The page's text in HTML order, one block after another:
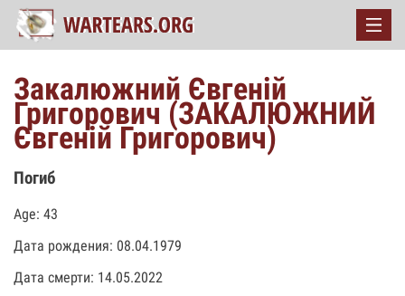
Закалюжний Євгеній
Григорович (ЗАКАЛЮЖНИЙ
Євгеній Григорович)
Погиб
Age: 43
Дата рождения: 08.04.1979
Дата смерти: 14.05.2022